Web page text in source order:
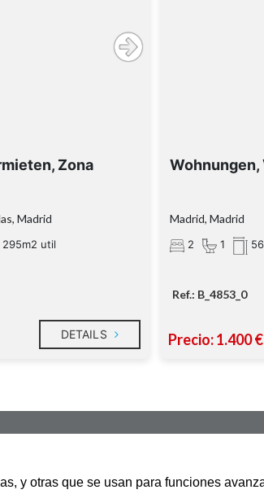
y otras que se usan para funciones
Zona
Madrid
295m2 util
DETAILS
Wohnungen,
Madrid, Madrid
2 1
Ref.: B_4853_0
Precio: 1.400 €